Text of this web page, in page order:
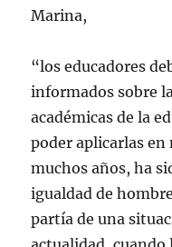
Marina,
“los educadores
informados sobre
académicas de la
poder aplicarlas
muchos años, ha
igualdad de
partía de una